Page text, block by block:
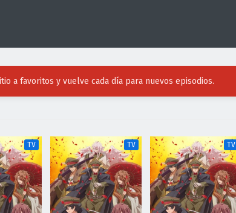
a favoritos y vuelve cada día para nuevos episodios.
TV TV TV